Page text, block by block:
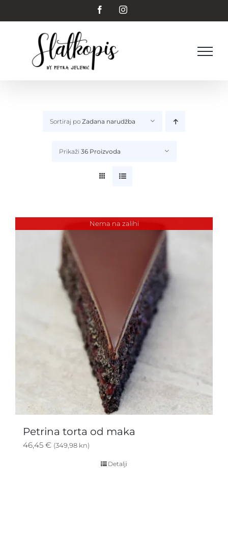
to
FacebookInstagram
Sortiraj po Zadana narudžba
Prikaži 36 Proizvoda
Nema na zalihi
Petrina torta od maka
46,45 € (349,98 kn)
Detalji